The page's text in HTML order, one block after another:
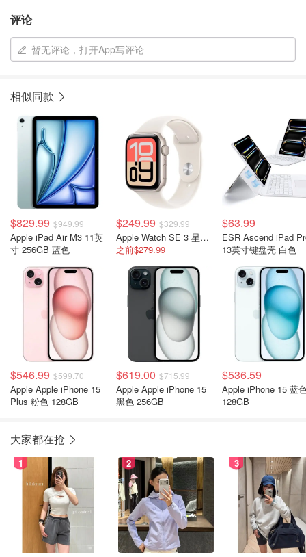
评论
暂无评论，打开App写评论
相似同款
$829.99 $949.99
Apple iPad Air M3 11英
寸 256GB 蓝色
$249.99 $329.99
Apple Watch SE 3 星光铝壳 40mm
之前$279.99
$63.99
ESR Ascend iPad
13英寸键盘壳 白色
$546.99 $599.70
Apple Apple iPhone 15
Plus 粉色 128GB
$619.00 $715.99
Apple Apple iPhone 15
黑色 256GB
$536.59
Apple iPhone 15 蓝
128GB
大家都在抢
1 2 3